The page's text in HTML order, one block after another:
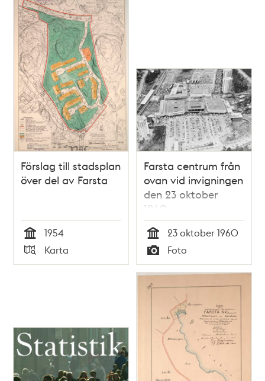
Förslag till stadsplan
över del av Farsta
Tid
1954
Typ
Karta
Farsta centrum från
ovan vid invigningen
den 23 oktober
1960
Tid
23 oktober 1960
Typ
Foto